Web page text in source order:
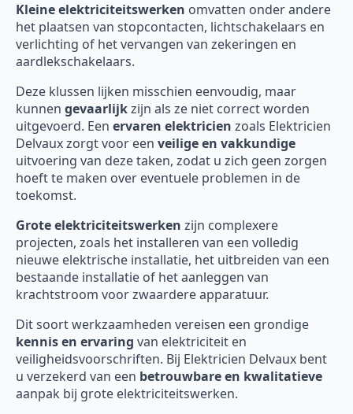
Kleine elektriciteitswerken omvatten onder andere
het plaatsen van stopcontacten, lichtschakelaars en
verlichting of het vervangen van zekeringen en
aardlekschakelaars.
Deze klussen lijken misschien eenvoudig, maar
kunnen gevaarlijkzijn als ze niet correct worden
uitgevoerd. Een ervaren elektricien zoals Elektricien
Delvaux zorgt voor een veilige en vakkundige
uitvoering van deze taken, zodat u zich geen zorgen
hoeft te maken over eventuele problemen in de
toekomst.
Grote elektriciteitswerken zijn complexere
projecten, zoals het installeren van een volledig
nieuwe elektrische installatie, het uitbreiden van een
bestaande installatie of het aanleggen van
krachtstroom voor zwaardere apparatuur.
Dit soort werkzaamheden vereisen een grondige
kennis en ervaring van elektriciteit en
veiligheidsvoorschriften. Bij Elektricien Delvaux bent
u verzekerd van een betrouwbare en kwalitatieve
aanpak bij grote elektriciteitswerken.